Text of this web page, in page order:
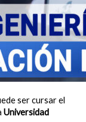
ser cursar el
Universidad